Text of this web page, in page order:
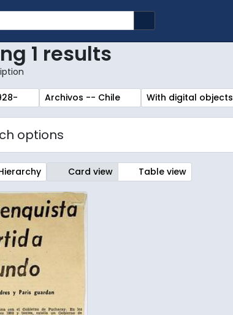
1 results
Remove filter:
Archivos -- Chile Remove filter:
With digital objects
options
Card view Table view